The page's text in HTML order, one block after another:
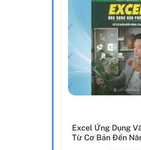
Excel Ứng Dụng
Từ Cơ Bản Đến